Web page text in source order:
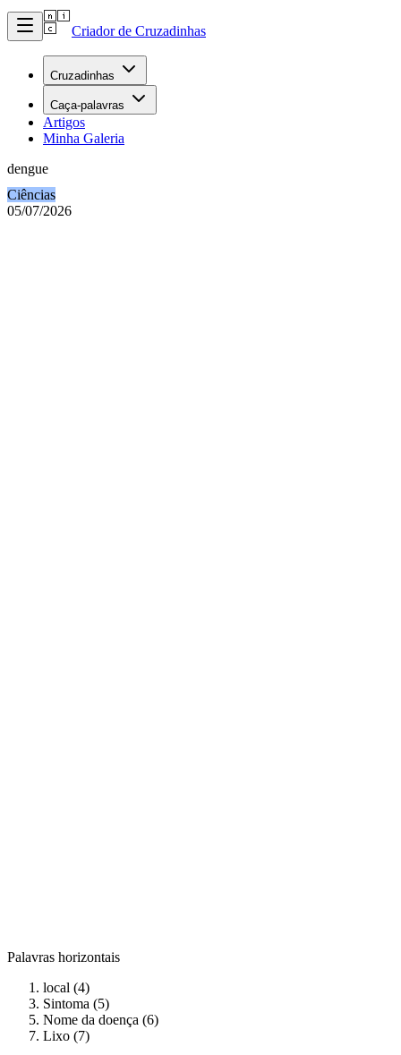
Criador de Cruzadinhas
Cruzadinhas
Caça-palavras
Artigos
Minha Galeria
dengue
Ciências
05/07/2026
Palavras horizontais
local (4)
Sintoma (5)
Nome da doença (6)
Lixo (7)